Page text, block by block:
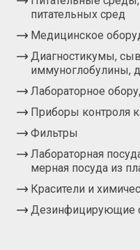
питательных сред
Медицинское
Диагностикумы,
иммуноглобулины,
Лабораторное
Приборы контроля
Фильтры
Лабораторная
мерная посуда из
Красители и
Дезинфицирующие